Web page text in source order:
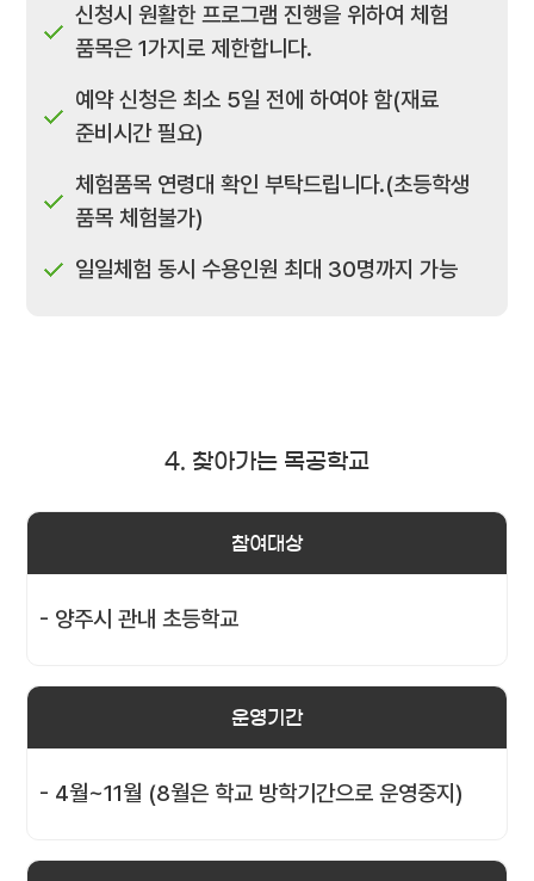
신청시 원활한 프로그램 진행을 위하여 체험
품목은 1가지로 제한합니다.
예약 신청은 최소 5일 전에 하여야 함(재료
준비시간 필요)
체험품목 연령대 확인 부탁드립니다.(초등학생
품목 체험불가)
일일체험 동시 수용인원 최대 30명까지 가능
4. 찾아가는 목공학교
참여대상
- 양주시 관내 초등학교
운영기간
- 4월~11월 (8월은 학교 방학기간으로 운영중지)